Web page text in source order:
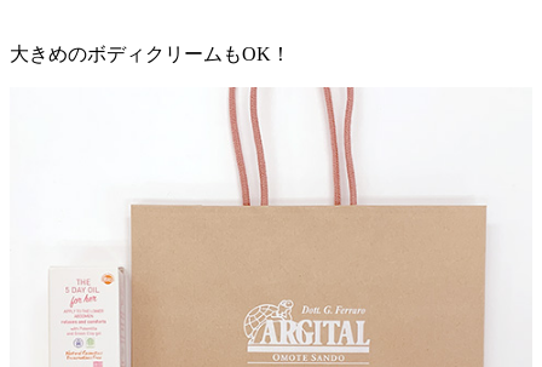
大きめのボディクリームもOK！